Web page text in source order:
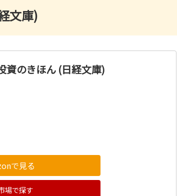
文庫)
資のきほん (日経文庫)
で見る
場で探す